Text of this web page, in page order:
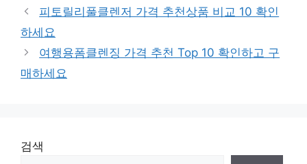
테
고
리
피토릴리풀클렌저 가격 추천상품 비교 10 확인
하세요
여행용폼클렌징 가격 추천 Top 10 확인하고 구
매하세요
검색